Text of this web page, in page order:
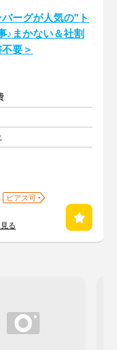
バーグが人気の"ト
♪まかない＆社割
要＞
ピアス可
る